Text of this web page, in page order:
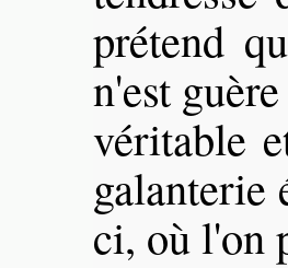
prétend
n'est
véritable
galanterie
ci, où l'on